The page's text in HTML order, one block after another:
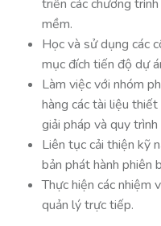
triển các chương
mềm.
Học và sử dụng các
mục đích tiến độ dự
Làm việc với nhóm
hàng các tài liệu
giải pháp và quy
Liên tục cải thiện kỹ
bản phát hành phiên
Thực hiện các nhiệm
quản lý trực tiếp.